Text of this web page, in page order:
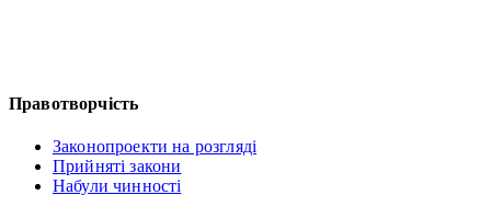
Правотворчість
Законопроекти на розгляді
Прийняті закони
Набули чинності